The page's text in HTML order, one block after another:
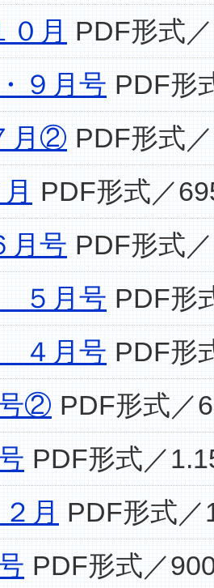
０月 PDF形式
９月号 PDF形
月② PDF形式
PDF形式／
月号 PDF形式
５月号 PDF形
４月号 PDF形
② PDF形式／
PDF形式／
月 PDF形式／
PDF形式／